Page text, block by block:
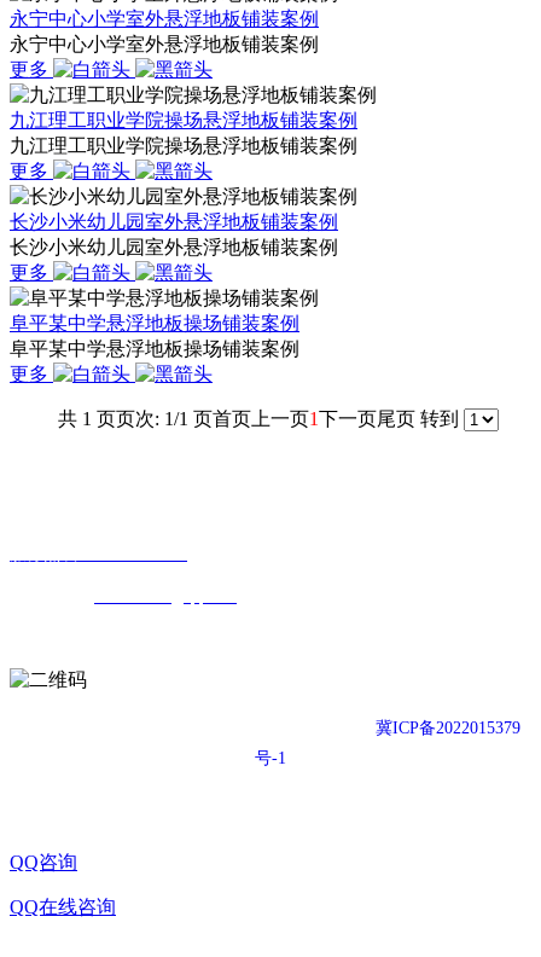
永宁中心小学室外悬浮地板铺装案例
永宁中心小学室外悬浮地板铺装案例
更多
九江理工职业学院操场悬浮地板铺装案例
九江理工职业学院操场悬浮地板铺装案例
更多
长沙小米幼儿园室外悬浮地板铺装案例
长沙小米幼儿园室外悬浮地板铺装案例
更多
阜平某中学悬浮地板操场铺装案例
阜平某中学悬浮地板操场铺装案例
更多
共 1 页页次: 1/1 页首页 上一页1下一页尾页 转到
冀ICP备2022015379
号-1
QQ咨询
QQ在线咨询